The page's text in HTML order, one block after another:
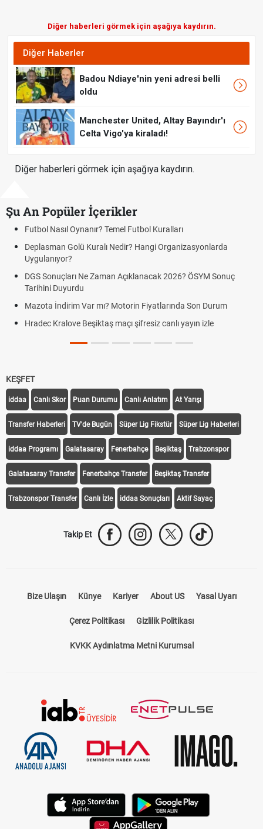
Diğer haberleri görmek için aşağıya kaydırın.
Diğer Haberler
Badou Ndiaye'nin yeni adresi belli
oldu
Manchester United, Altay Bayındır'ı
Celta Vigo'ya kiraladı!
Diğer haberleri görmek için aşağıya kaydırın.
Şu An Popüler İçerikler
2026? ÖSYM Sonuç
Son Durum
yayın izle
Hradec Kralove Beşiktaş CANLI İZLE
linki
Hradec Kralove - Beşiktaş maçı şifresiz
KEŞFET
iddaa Canlı Skor Puan Durumu Canlı Anlatım At Yarışı
Transfer Haberleri TV'de Bugün Süper Lig Fikstür Süper Lig Haberleri
iddaa Programı Galatasaray Fenerbahçe Beşiktaş Trabzonspor
Galatasaray Transfer Fenerbahçe Transfer Beşiktaş Transfer
Canlı İzle iddaa Sonuçları Aktif Sayaç
Künye Kariyer About US
Çerez Politikası Gizlilik Politikası